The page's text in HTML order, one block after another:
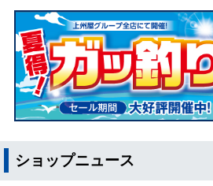
ショップニュース